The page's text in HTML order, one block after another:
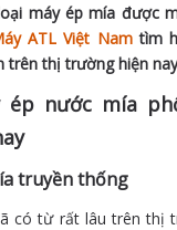
máy ép mía được
ATL Việt Namtìm
trên thị trường hiện
ép nước mía
truyền thống
có từ rất lâu trên thị